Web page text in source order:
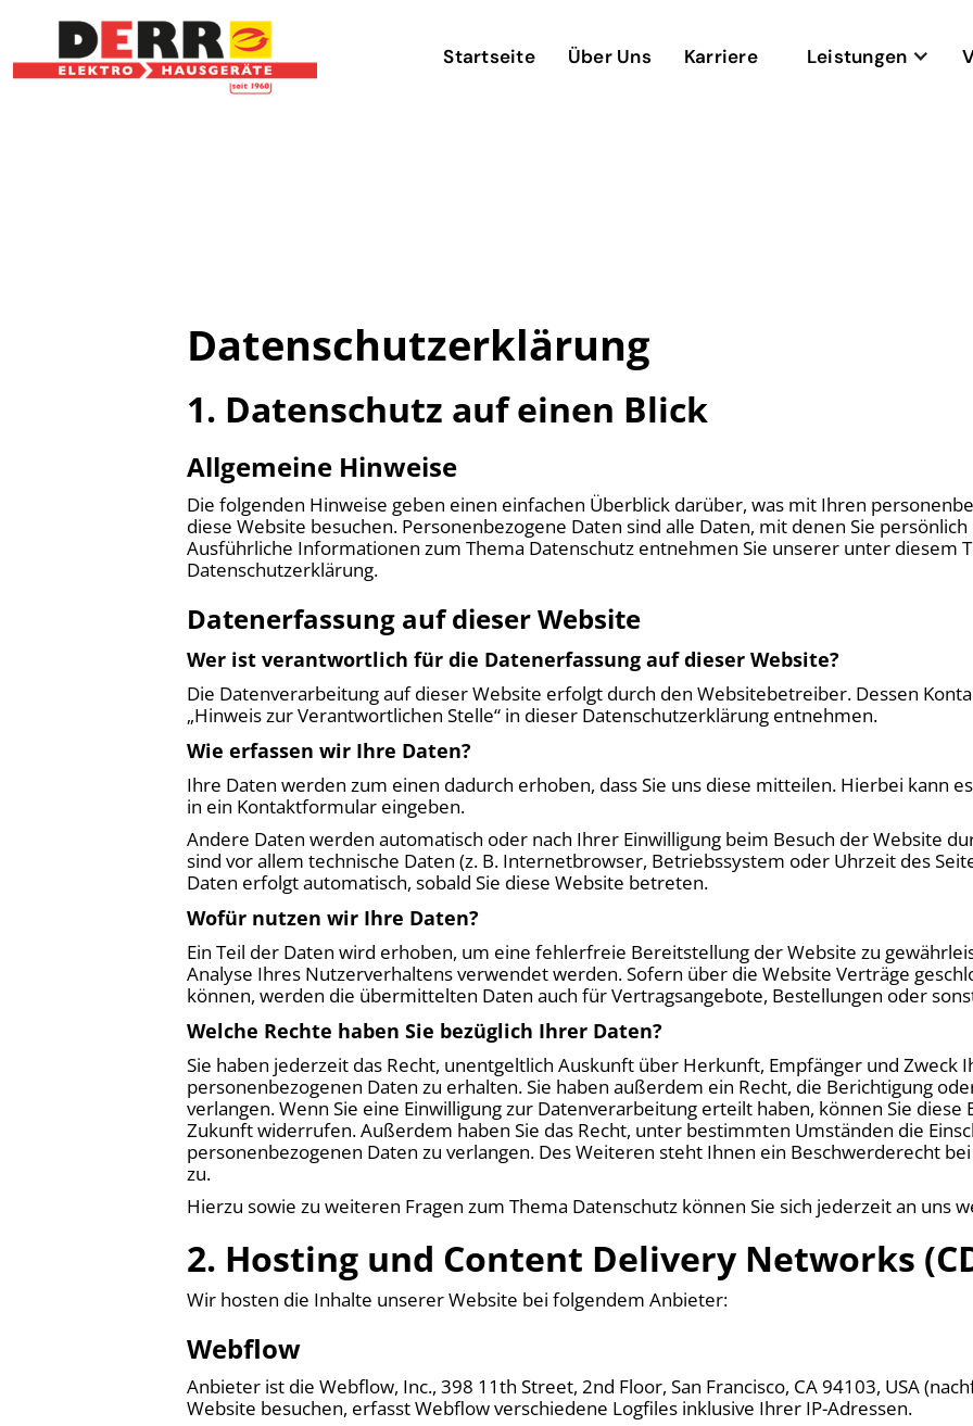
Startseite Über Uns Karriere Leistungen
Datenschutz­erklärung
1. Datenschutz auf einen Blick
Allgemeine Hinweise
Die folgenden Hinweise geben einen einfachen Überblick darüber, was mit Ihren
diese Website besuchen. Personenbezogene Daten sind alle Daten, mit denen Sie
Ausführliche Informationen zum Thema Datenschutz entnehmen Sie unserer unter diesem
Datenschutzerklärung.
Datenerfassung auf dieser Website
Wer ist verantwortlich für die Datenerfassung auf dieser Website?
Die Datenverarbeitung auf dieser Website erfolgt durch den Websitebetreiber. Dessen
„Hinweis zur Verantwortlichen Stelle“ in dieser Datenschutzerklärung entnehmen.
Wie erfassen wir Ihre Daten?
Ihre Daten werden zum einen dadurch erhoben, dass Sie uns diese mitteilen. Hierbei kann
in ein Kontaktformular eingeben.
Andere Daten werden automatisch oder nach Ihrer Einwilligung beim Besuch der Website
sind vor allem technische Daten (z. B. Internetbrowser, Betriebssystem oder Uhrzeit des
Daten erfolgt automatisch, sobald Sie diese Website betreten.
Wofür nutzen wir Ihre Daten?
Ein Teil der Daten wird erhoben, um eine fehlerfreie Bereitstellung der Website zu
Analyse Ihres Nutzerverhaltens verwendet werden. Sofern über die Website Verträge
können, werden die übermittelten Daten auch für Vertragsangebote, Bestellungen oder
Welche Rechte haben Sie bezüglich Ihrer Daten?
Sie haben jederzeit das Recht, unentgeltlich Auskunft über Herkunft, Empfänger und Zweck
personenbezogenen Daten zu erhalten. Sie haben außerdem ein Recht, die Berichtigung
verlangen. Wenn Sie eine Einwilligung zur Datenverarbeitung erteilt haben, können Sie
Zukunft widerrufen. Außerdem haben Sie das Recht, unter bestimmten Umständen die
personenbezogenen Daten zu verlangen. Des Weiteren steht Ihnen ein Beschwerderecht
zu.
Hierzu sowie zu weiteren Fragen zum Thema Datenschutz können Sie sich jederzeit an uns
2. Hosting und Content Delivery Networks
Wir hosten die Inhalte unserer Website bei folgendem Anbieter:
Webflow
Anbieter ist die Webflow, Inc., 398 11th Street, 2nd Floor, San Francisco, CA 94103, USA
Website besuchen, erfasst Webflow verschiedene Logfiles inklusive Ihrer IP-Adressen.